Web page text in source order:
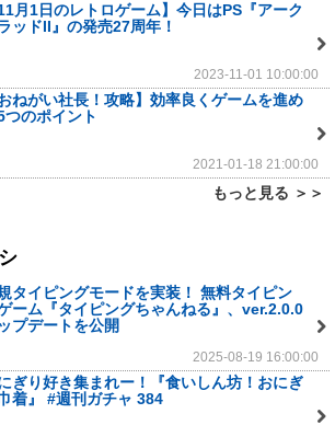
11月1日のレトロゲーム】今日はPS『アーク
ッドII』の発売27周年！
2023-11-01 10:00:00
おねがい社長！攻略】効率良くゲームを進め
つのポイント
2021-01-18 21:00:00
もっと見る ＞＞
タイピングモードを実装！ 無料タイピン
ーム『タイピングちゃんねる』、ver.2.0.0
プデートを公開
2025-08-19 16:00:00
ぎり好き集まれー！『食いしん坊！おにぎ
着』 #週刊ガチャ 384